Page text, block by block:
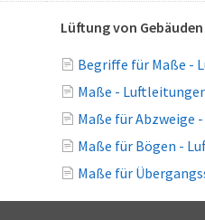
Lüftung von
Begriffe für Maße -
Maße -
Maße für Abzweige
Maße für Bögen -
Maße für